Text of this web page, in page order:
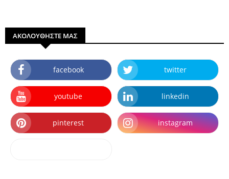
ΑΚΟΛΟΥΘΗΣΤΕ ΜΑΣ
facebook twitter
youtube linkedin
pinterest instagram